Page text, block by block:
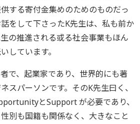
する寄付金集めのためのものだっ
をして下さったK先生は、私も前か
の推進される或る社会事業もほん
しています。
で、起業家であり、世界的にも著
スパーソンです。そのK先生曰く、
とSupport が必要であり、
別も国籍も関係なく、大きなこと